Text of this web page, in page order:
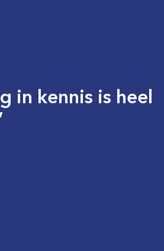
in kennis is heel